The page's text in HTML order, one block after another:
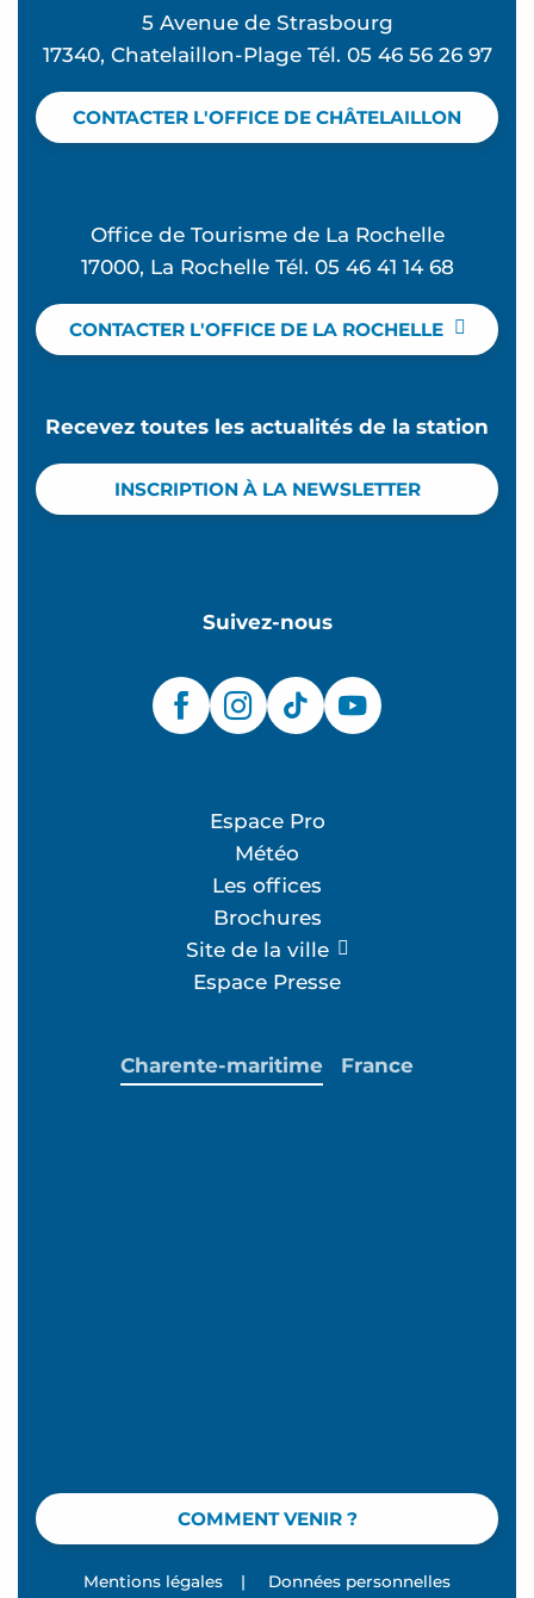
5 Avenue de Strasbourg
17340, Chatelaillon-Plage Tél. 05 46 56 26 97
CONTACTER L'OFFICE DE CHÂTELAILLON
Office de Tourisme de La Rochelle
17000, La Rochelle Tél. 05 46 41 14 68
CONTACTER L'OFFICE DE LA ROCHELLE
Recevez toutes les actualités de la station
INSCRIPTION À LA NEWSLETTER
Suivez-nous
Espace Pro
Météo
Les offices
Brochures
Site de la ville
Espace Presse
COMMENT VENIR ?
Charente-maritime France
Mentions légales | Données personnelles